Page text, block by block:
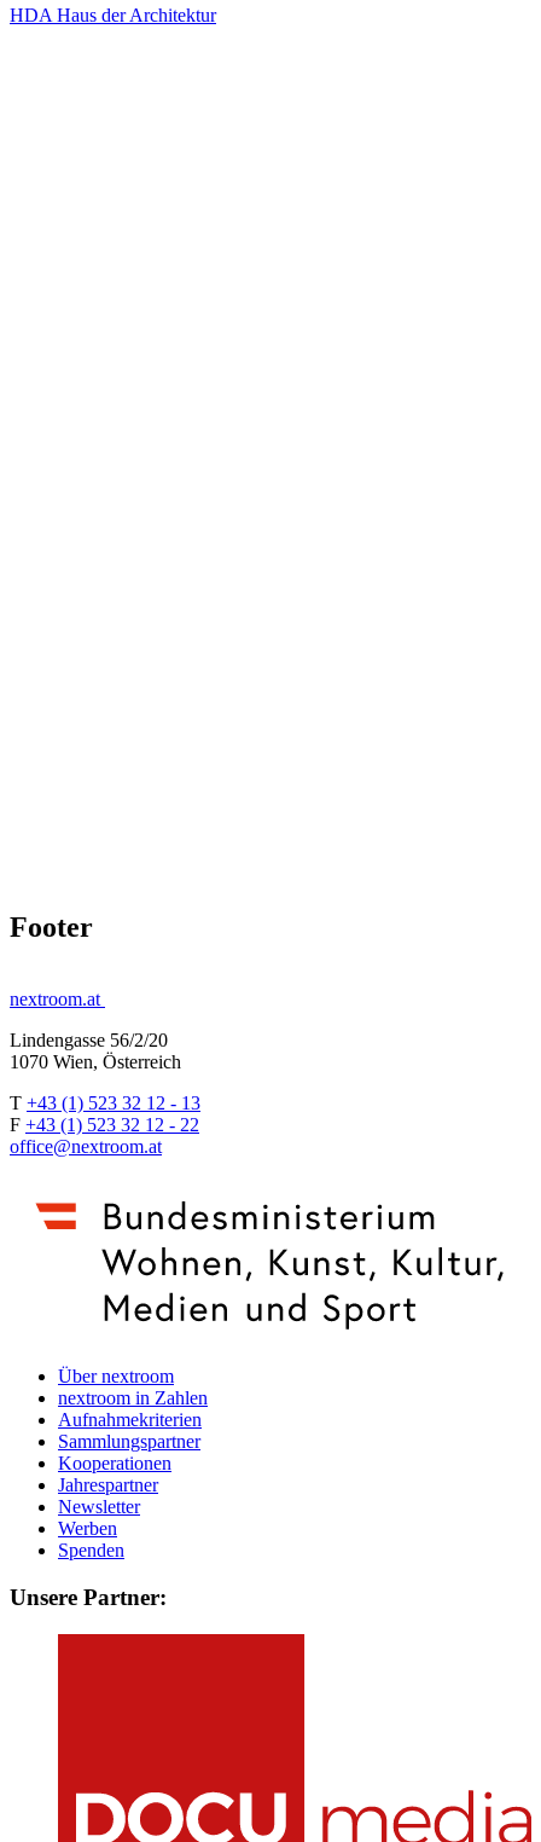
HDA Haus der Architektur
Footer
nextroom.at
Lindengasse 56/2/20
1070 Wien, Österreich
T +43 (1) 523 32 12 - 13
F +43 (1) 523 32 12 - 22
office@nextroom.at
Über nextroom
nextroom in Zahlen
Aufnahmekriterien
Sammlungspartner
Kooperationen
Jahrespartner
Newsletter
Werben
Spenden
Unsere Partner: